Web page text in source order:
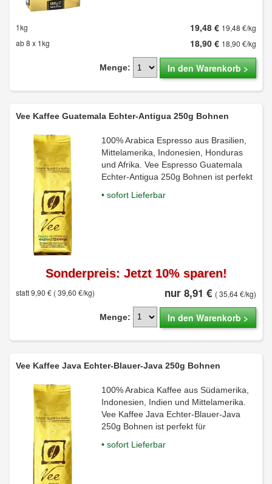
1kg 19,48 € 19,48 €/kg
ab 8 x 1kg
18,90 € 18,90 €/kg
Menge: In den Warenkorb >
Vee Kaffee Guatemala Echter-Antigua 250g Bohnen
100% Arabica Espresso aus Brasilien,
Mittelamerika, Indonesien, Honduras
und Afrika. Vee Espresso Guatemala
Echter-Antigua 250g Bohnen ist perfekt
• sofort Lieferbar
Sonderpreis: Jetzt 10% sparen!
statt 9,90 € ( 39,60 €/kg) nur 8,91 € ( 35,64 €/kg)
Menge: In den Warenkorb >
Vee Kaffee Java Echter-Blauer-Java 250g Bohnen
100% Arabica Kaffee aus Südamerika,
Indonesien, Indien und Mittelamerika.
Vee Kaffee Java Echter-Blauer-Java
250g Bohnen ist perfekt für
• sofort Lieferbar